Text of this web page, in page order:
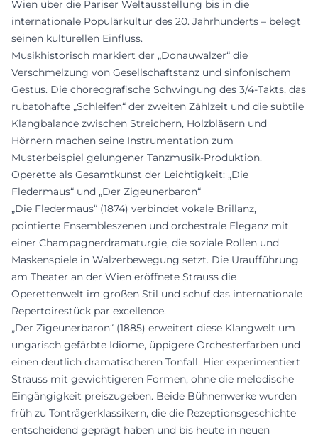
Wien über die Pariser Weltausstellung bis in die
internationale Populärkultur des 20. Jahrhunderts – belegt
seinen kulturellen Einfluss.
Musikhistorisch markiert der „Donauwalzer“ die
Verschmelzung von Gesellschaftstanz und sinfonischem
Gestus. Die choreografische Schwingung des 3/4-Takts, das
rubatohafte „Schleifen“ der zweiten Zählzeit und die subtile
Klangbalance zwischen Streichern, Holzbläsern und
Hörnern machen seine Instrumentation zum
Musterbeispiel gelungener Tanzmusik-Produktion.
Operette als Gesamtkunst der Leichtigkeit: „Die
Fledermaus“ und „Der Zigeunerbaron“
„Die Fledermaus“ (1874) verbindet vokale Brillanz,
pointierte Ensembleszenen und orchestrale Eleganz mit
einer Champagnerdramaturgie, die soziale Rollen und
Maskenspiele in Walzerbewegung setzt. Die Uraufführung
am Theater an der Wien eröffnete Strauss die
Operettenwelt im großen Stil und schuf das internationale
Repertoirestück par excellence.
„Der Zigeunerbaron“ (1885) erweitert diese Klangwelt um
ungarisch gefärbte Idiome, üppigere Orchesterfarben und
einen deutlich dramatischeren Tonfall. Hier experimentiert
Strauss mit gewichtigeren Formen, ohne die melodische
Eingängigkeit preiszugeben. Beide Bühnenwerke wurden
früh zu Tonträgerklassikern, die die Rezeptionsgeschichte
entscheidend geprägt haben und bis heute in neuen